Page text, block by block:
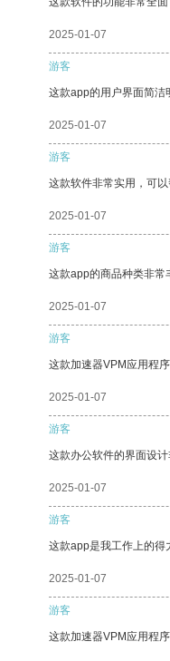
2025-01-07
游客
这款app的用户界面简洁
2025-01-07
游客
这款软件非常实用，可
2025-01-07
游客
这款app的商品种类非常
2025-01-07
游客
这款加速器VPM应用程
2025-01-07
游客
这款办公软件的界面设
2025-01-07
游客
这款app是我工作上的得
2025-01-07
游客
这款加速器VPM应用程